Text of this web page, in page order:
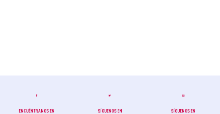
ENCUÉNTRANOS EN SÍGUENOS EN SÍGUENOS EN